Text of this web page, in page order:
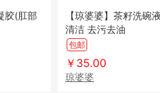
胶(肛部
【琼婆婆】茶籽洗碗
清洁 去污去油
包邮
￥35.00
琼婆婆